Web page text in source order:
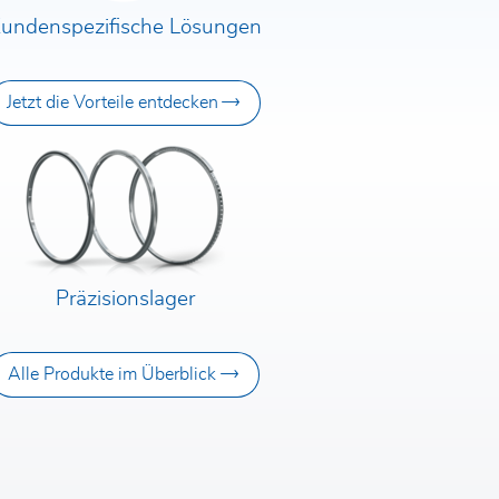
Lösungen
Jetzt die Vorteile entdecken
Präzisionslager
Alle Produkte im Überblick